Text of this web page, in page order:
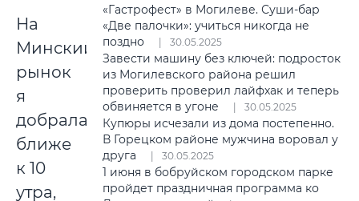
На
Минский
рынок
я
добралась
ближе
к 10
утра,
«Гастрофест» в Могилеве. Суши-бар
«Две палочки»: учиться никогда не
поздно
30.05.2025
Завести машину без ключей: подросток
из Могилевского района решил
проверить проверил лайфхак и теперь
обвиняется в угоне
30.05.2025
Купюры исчезали из дома постепенно.
В Горецком районе мужчина воровал у
друга
30.05.2025
1 июня в бобруйском городском парке
пройдет праздничная программа ко